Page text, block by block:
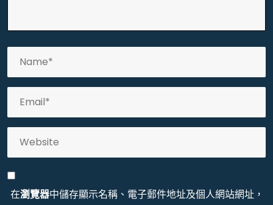
在瀏覽器中儲存顯示名稱、電子郵件地址及個人網站網址，